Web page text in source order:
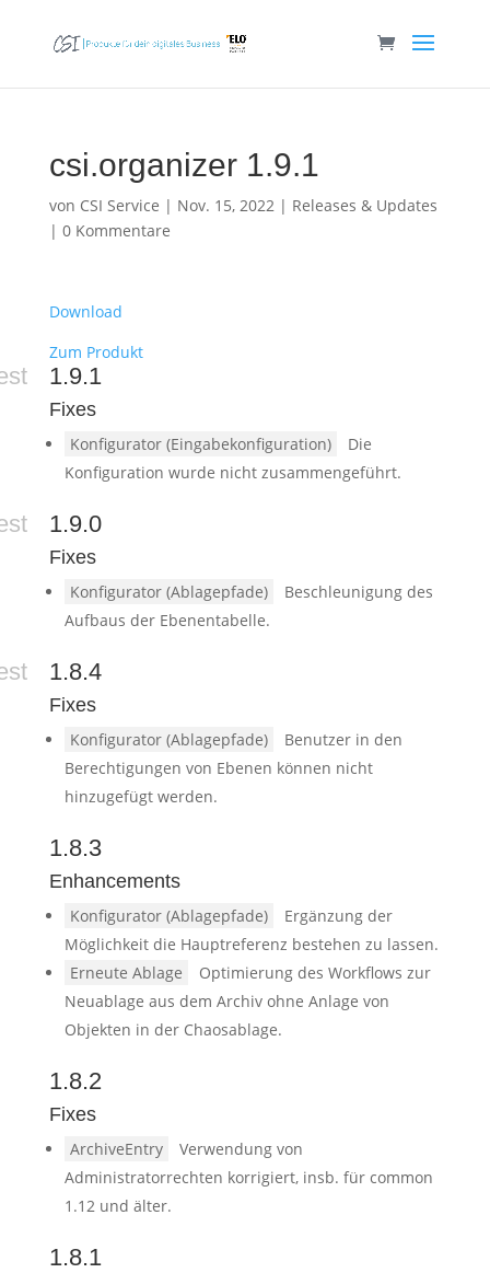
csi.organizer 1.9.1
von CSI Service | Nov. 15, 2022| Releases & Updates
| 0 Kommentare
Download
Zum Produkt
1.9.1
Fixes
Konfigurator (Eingabekonfiguration)
Die
Konfiguration wurde nicht zusammengeführt.
1.9.0
Fixes
Konfigurator (Ablagepfade)
Beschleunigung des
Aufbaus der Ebenentabelle.
1.8.4
Fixes
Konfigurator (Ablagepfade)
Benutzer in den
Berechtigungen von Ebenen können nicht
hinzugefügt werden.
1.8.3
Enhancements
Konfigurator (Ablagepfade)
Ergänzung der
Möglichkeit die Hauptreferenz bestehen zu lassen.
Erneute Ablage
Optimierung des Workflows zur
Neuablage aus dem Archiv ohne Anlage von
Objekten in der Chaosablage.
1.8.2
Fixes
ArchiveEntry
Verwendung von
Administratorrechten korrigiert, insb. für common
1.12 und älter.
1.8.1